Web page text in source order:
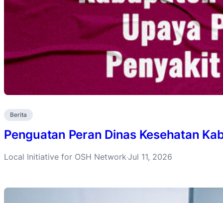
Berita
Penguatan Peran Dinas Kesehatan
Local Initiative for OSH Network·Jul 11, 2026